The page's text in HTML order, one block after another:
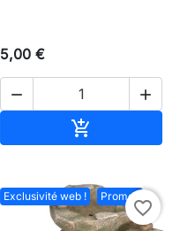
5,00 €
 

Exclusivité web ! Promo !
favorite_border